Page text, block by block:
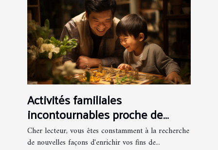
Activités familiales
incontournables proche de
Viaoo 29 pour le week-end
Cher lecteur, vous êtes constamment à la recherche
de nouvelles façons d'enrichir vos fins de...